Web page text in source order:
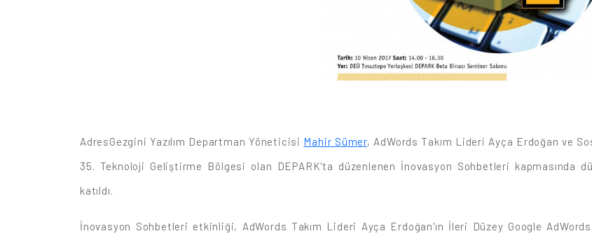
AdresGezgini Yazılım Departman Yöneticisi Mahir Sümer, AdWords Takım Lideri Ayça Erdoğan ve
35. Teknoloji Geliştirme Bölgesi olan DEPARK'ta düzenlenen İnovasyon Sohbetleri kapmasında
katıldı.
İnovasyon Sohbetleri etkinliği, AdWords Takım Lideri Ayça Erdoğan'ın İleri Düzey Google